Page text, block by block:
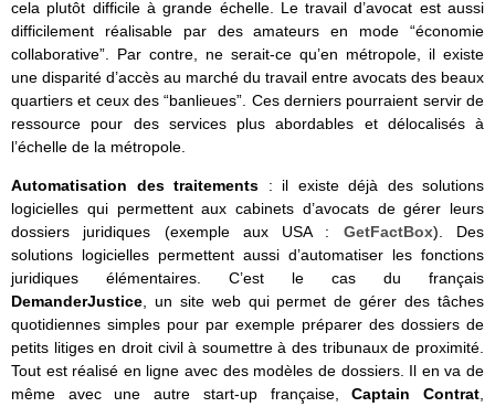
cela plutôt difficile à grande échelle. Le travail d’avocat est aussi
difficilement réalisable par des amateurs en mode “économie
collaborative”. Par contre, ne serait-ce qu’en métropole, il existe
une disparité d’accès au marché du travail entre avocats des beaux
quartiers et ceux des “banlieues”. Ces derniers pourraient servir de
ressource pour des services plus abordables et délocalisés à
l’échelle de la métropole.
Automatisation des traitements : il existe déjà des solutions
logicielles qui permettent aux cabinets d’avocats de gérer leurs
dossiers juridiques (exemple aux USA : GetFactBox). Des
solutions logicielles permettent aussi d’automatiser les fonctions
juridiques élémentaires. C’est le cas du français
DemanderJustice , un site web qui permet de gérer des tâches
quotidiennes simples pour par exemple préparer des dossiers de
petits litiges en droit civil à soumettre à des tribunaux de proximité.
Tout est réalisé en ligne avec des modèles de dossiers. Il en va de
même avec une autre start-up française,Captain Contrat